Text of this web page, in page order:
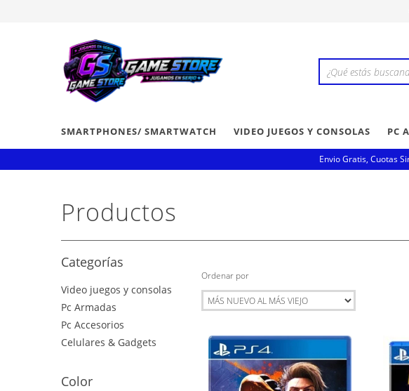
SMARTPHONES/ SMARTWATCH VIDEO JUEGOS Y CONSOLAS PC
Envio Gratis, Cuotas
Productos
Categorías
Video juegos y consolas
Pc Armadas
Pc Accesorios
Celulares & Gadgets
Color
Ordenar por